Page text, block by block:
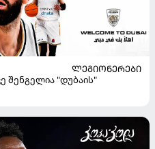
ᲚᲔᲒᲘᲝᲜᲔᲠᲔᲑᲘ
შენგელია "დუბაის"